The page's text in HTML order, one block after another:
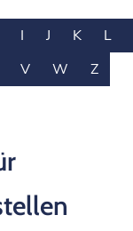
I J K
L
V W Z